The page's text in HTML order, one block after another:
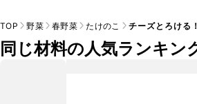
TOP 野菜 春野菜 たけのこ チーズとろける
同じ材料の人気ランキン